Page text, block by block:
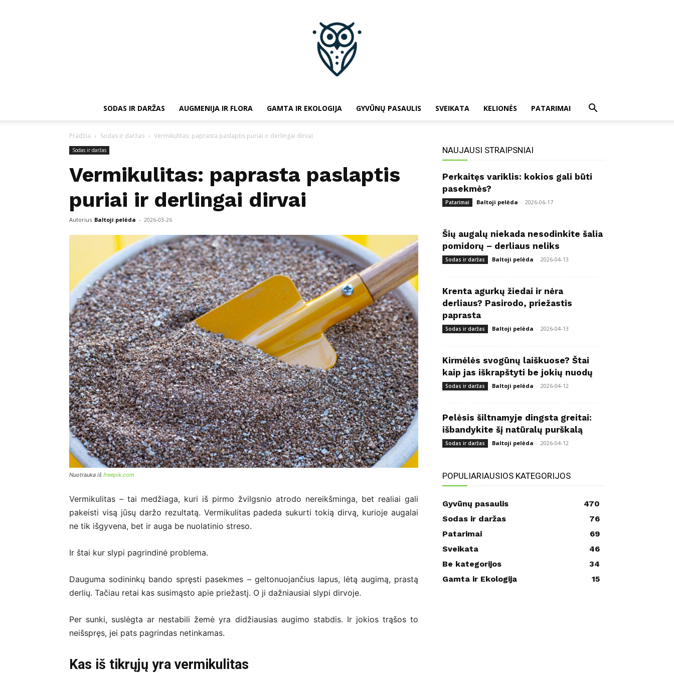
SODAS IR DARŽAS AUGMENIJA IR FLORA GAMTA IR EKOLOGIJA GYVŪNŲ PASAULIS SVEIKATA KELIONĖS PATARIMAI
Pradžia Sodas ir daržas Vermikulitas: paprasta paslaptis puriai ir derlingai dirvai
Sodas ir daržas
Vermikulitas: paprasta paslaptis
puriai ir derlingai dirvai
Autorius Baltoji pelėda - 2026-03-26
Nuotrauka iš freepik.com
Vermikulitas – tai medžiaga, kuri iš pirmo žvilgsnio atrodo nereikšminga, bet realiai gali
pakeisti visą jūsų daržo rezultatą. Vermikulitas padeda sukurti tokią dirvą, kurioje augalai
ne tik išgyvena, bet ir auga be nuolatinio streso.
Ir štai kur slypi pagrindinė problema.
Dauguma sodininkų bando spręsti pasekmes – geltonuojančius lapus, lėtą augimą, prastą
derlių. Tačiau retai kas susimąsto apie priežastį. O ji dažniausiai slypi dirvoje.
Per sunki, suslėgta ar nestabili žemė yra didžiausias augimo stabdis. Ir jokios trąšos to
neišspręs, jei pats pagrindas netinkamas.
Kas iš tikrųjų yra vermikulitas
NAUJAUSI STRAIPSNIAI
Perkaitęs variklis: kokios gali būti
pasekmės?
Patarimai Baltoji pelėda - 2026-06-17
Šių augalų niekada nesodinkite šalia
pomidorų – derliaus neliks
Sodas ir daržas Baltoji pelėda - 2026-04-13
Krenta agurkų žiedai ir nėra
derliaus? Pasirodo, priežastis
paprasta
Sodas ir daržas Baltoji pelėda - 2026-04-13
Kirmėlės svogūnų laiškuose? Štai
kaip jas iškrapštyti be jokių nuodų
Sodas ir daržas Baltoji pelėda - 2026-04-12
Pelėsis šiltnamyje dingsta greitai:
išbandykite šį natūralų purškalą
Sodas ir daržas Baltoji pelėda - 2026-04-12
POPULIARIAUSIOS KATEGORIJOS
Gyvūnų pasaulis
470
Sodas ir daržas
76
Patarimai
69
Sveikata
46
Be kategorijos
34
Gamta ir Ekologija
15